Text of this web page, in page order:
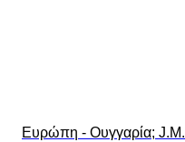
Ευρώπη - Ουγγαρία; J.M.